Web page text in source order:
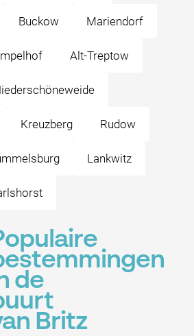
Buckow Mariendorf
Alt-Treptow
Kreuzberg Rudow
Lankwitz
de
Britz